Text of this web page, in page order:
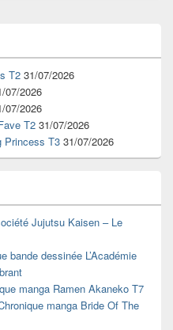
T2 31/07/2026
07/2026
07/2026
T2 31/07/2026
Princess T3 31/07/2026
Jujutsu Kaisen – Le
bande dessinée L’Académie
manga Ramen Akaneko T7
manga Bride Of The